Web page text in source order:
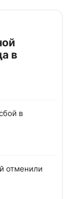
в
в
отменили